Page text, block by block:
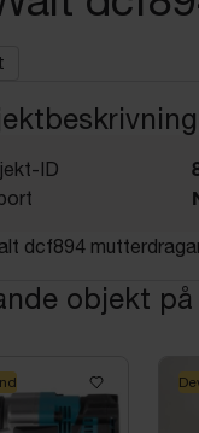
ID
dcf894
objekt